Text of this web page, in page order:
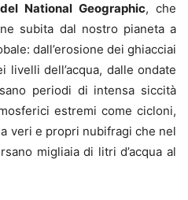
National Geographic, che
subita dal nostro pianeta a
dall’erosione dei ghiacciai
livelli dell’acqua, dalle ondate
periodi di intensa siccità
estremi come cicloni,
veri e propri nubifragi che nel
migliaia di litri d’acqua al